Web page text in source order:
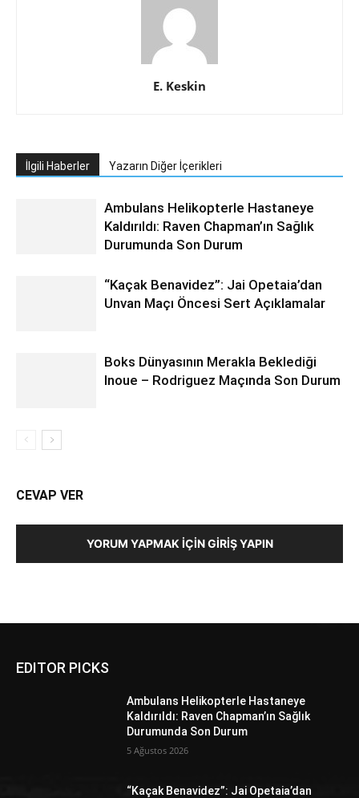
E. Keskin
İlgili Haberler Yazarın Diğer İçerikleri
Ambulans Helikopterle Hastaneye
Kaldırıldı: Raven Chapman’ın Sağlık
Durumunda Son Durum
“Kaçak Benavidez”: Jai Opetaia’dan
Unvan Maçı Öncesi Sert Açıklamalar
Boks Dünyasının Merakla Beklediği
Inoue – Rodriguez Maçında Son Durum
CEVAP VER
YORUM YAPMAK İÇIN GIRIŞ YAPIN
EDITOR PICKS
Ambulans Helikopterle Hastaneye
Kaldırıldı: Raven Chapman’ın Sağlık
Durumunda Son Durum
5 Ağustos 2026
“Kaçak Benavidez”: Jai Opetaia’dan